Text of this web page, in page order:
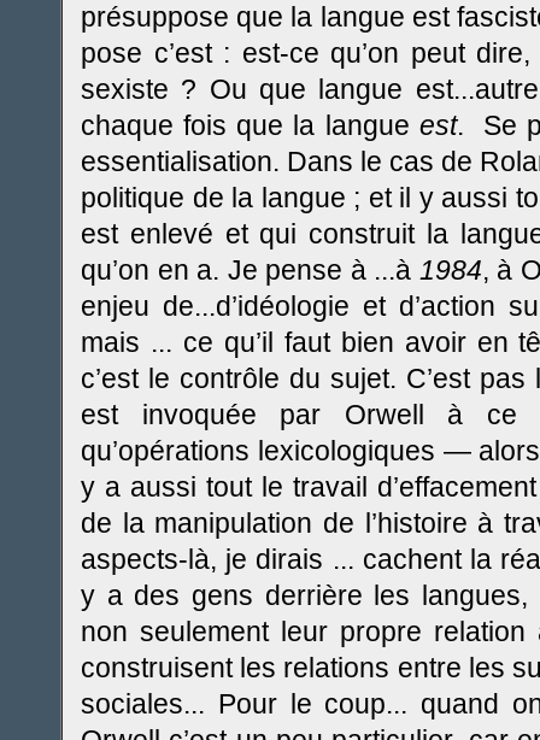
présuppose que la langue est
pose c’est : est-ce qu’on peut
sexiste ? Ou que langue
chaque fois que la langue est. Se
essentialisation. Dans le cas de
politique de la langue ; et il y aussi
est enlevé et qui construit la
qu’on en a. Je pense à ...à 1984, à
enjeu de...d’idéologie et d’action
mais ... ce qu’il faut bien avoir en
c’est le contrôle du sujet. C’est
est invoquée par Orwell à ce
qu’opérations lexicologiques —
y a aussi tout le travail
de la manipulation de l’histoire à
aspects-là, je dirais ... cachent la
y a des gens derrière les
non seulement leur propre
construisent les relations entre les
sociales... Pour le coup... quand